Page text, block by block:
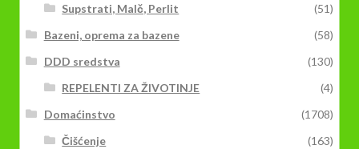
Supstrati, Malč, Perlit
(51)
Bazeni, oprema za bazene
(58)
DDD sredstva
(130)
REPELENTI ZA ŽIVOTINJE
(4)
Domaćinstvo
(1708)
Čišćenje
(163)